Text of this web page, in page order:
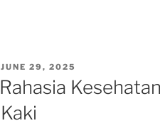
POSTED
ON
JUNE 29, 2025
Rahasia
Kaki